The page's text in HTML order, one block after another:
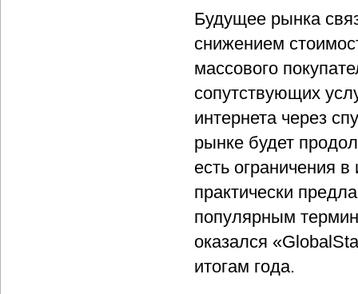
Будущее рынка
снижением
массового
сопутствующих
интернета через
рынке будет
есть ограничения
практически
популярным
оказался
итогам года.